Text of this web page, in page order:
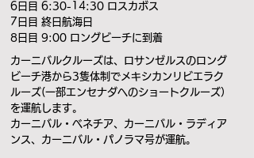
6日目 6:30-14:30 ロスカボス
7日目 終日航海日
8日目 9:00 ロングビーチに到着
カーニバルクルーズは、ロサンゼルスのロング
ビーチ港から3隻体制でメキシカンリビエラク
ルーズ(一部エンセナダへのショートクルーズ）
を運航します。
カーニバル・ベネチア、カーニバル・ラディア
ンス、カーニバル・パノラマ号が運航。